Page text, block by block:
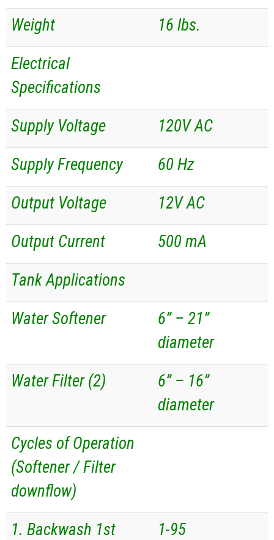
Weight
16 lbs.
Electrical
Specifications
Supply Voltage
120V AC
Supply Frequency
60 Hz
Output Voltage
12V AC
Output Current
500 mA
Tank Applications
Water Softener
6” – 21”
diameter
Water Filter (2)
6” – 16”
diameter
Cycles of Operation
(Softener / Filter
downflow)
1. Backwash 1st
1-95